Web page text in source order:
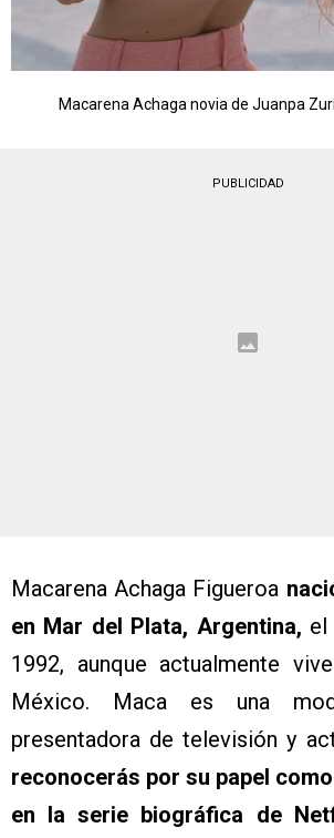
Macarena Achaga novia de Juanpa
PUBLICIDAD
Macarena Achaga Figueroa
en Mar del Plata, Argentina, el
1992, aunque actualmente
México. Maca es una
presentadora de televisión y
reconocerás por su papel
en la serie biográfica de